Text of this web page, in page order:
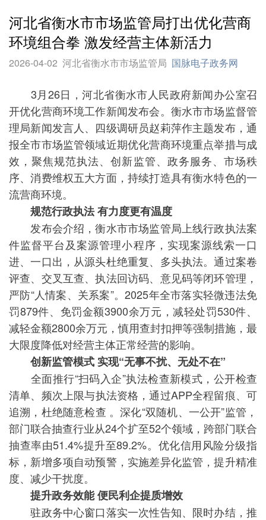
河北省衡水市市场监管局打出优化营商
环境组合拳 激发经营主体新活力
2026-04-02 河北省衡水市市场监管局 国脉电子政务网
3月26日，河北省衡水市人民政府新闻办公室召
开优化营商环境工作新闻发布会。衡水市市场监督管
理局新闻发言人、四级调研员赵莉萍作主题发布，通
报全市市场监管领域近期优化营商环境重点举措与成
效，聚焦规范执法、创新监管、政务服务、市场秩
序、消费维权五大方面，持续打造具有衡水特色的一
流营商环境。
规范行政执法 有力度更有温度
发布会介绍，衡水市市场监管局上线行政执法案
件监督平台及案源管理小程序，实现案源线索一口
进、一口出，从源头杜绝重复、多头执法。通过案卷
评查、交叉互查、执法回访码、意见码等闭环管理，
严防“人情案、关系案”。2025年全市落实轻微违法免
罚879件、免罚金额3900余万元，减轻处罚530件、
减轻金额2800余万元，慎用查封扣押等强制措施，最
大限度降低对经营主体正常经营的影响。
创新监管模式 实现“无事不扰、无处不在”
全面推行“扫码入企”执法检查新模式，公开检查
清单、频次上限与执法资格，通过APP全程留痕、可
追溯，杜绝随意检查 。深化“双随机、一公开”监管，
部门联合抽查行业从24个扩至52个领域，跨部门联合
抽查率由51.4%提升至89.2%。优化信用风险分级指
标，新增多项自动预警，实施差异化监管，提升精准
度、减少干扰度。
提升政务效能 便民利企提质增效
驻政务中心窗口落实一次性告知、限时办结，推